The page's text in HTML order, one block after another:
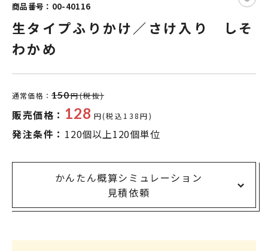
商品番号：00-40116
生タイプふりかけ／さけ入り しそ
わかめ
通常価格： 150円(税抜)
販売価格： 128 円(税込138円)
発注条件： 120個以上120個単位
かんたん概算シミュレーション
見積依頼